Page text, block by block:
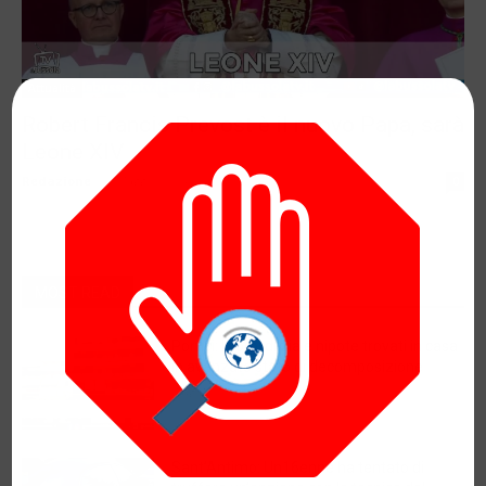
Robert Francis Prevost è il nuovo Papa, sarà
8 Maggio 2025
Portici: I corpi di zia e nipote trovati in casa
in avanzato stato di decomposizione
7 Agosto 2026
Sant’Antimo: Un16enne ha tentato di